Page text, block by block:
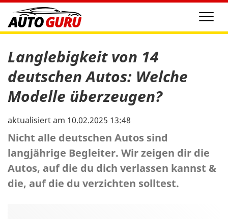
Langlebigkeit von 14
deutschen Autos: Welche
Modelle überzeugen?
aktualisiert am 10.02.2025 13:48
Nicht alle deutschen Autos sind
langjährige Begleiter. Wir zeigen dir die
Autos, auf die du dich verlassen kannst &
die, auf die du verzichten solltest.